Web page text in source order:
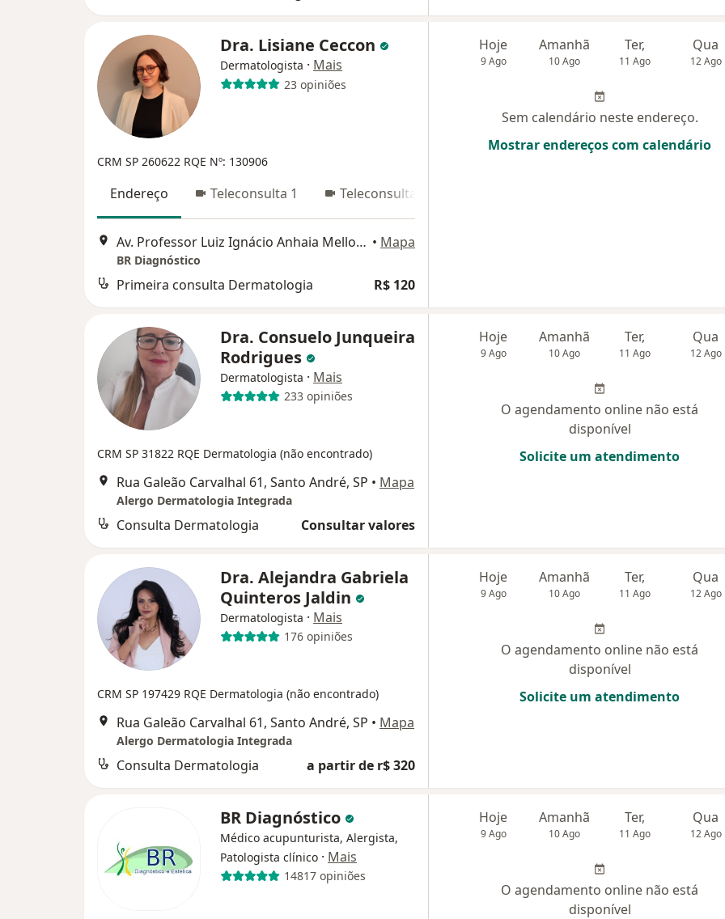
Dra. Lisiane Ceccon
Dermatologista · Mais
23 opiniões
CRM SP 260622 RQE Nº: 130906
Endereço Teleconsulta 1 Teleconsulta 2
Av. Professor Luiz Ignácio Anhaia Mello 1142, São Paulo • Mapa
BR Diagnóstico
Primeira consulta Dermatologia R$ 120
Hoje
9 Ago
Amanhã
10 Ago
Ter,
11 Ago
Qua
12 Ago
Sem calendário neste endereço.
Mostrar endereços com calendário
Dra. Consuelo Junqueira
Rodrigues
Dermatologista · Mais
233 opiniões
CRM SP 31822 RQE Dermatologia (não encontrado)
Rua Galeão Carvalhal 61, Santo André, SP • Mapa
Alergo Dermatologia Integrada
Consulta Dermatologia Consultar valores
Hoje
9 Ago
Amanhã
10 Ago
Ter,
11 Ago
Qua
12 Ago
O agendamento online não está
disponível
Solicite um atendimento
Dra. Alejandra Gabriela
Quinteros Jaldin
Dermatologista · Mais
176 opiniões
CRM SP 197429 RQE Dermatologia (não encontrado)
Rua Galeão Carvalhal 61, Santo André, SP • Mapa
Alergo Dermatologia Integrada
Consulta Dermatologia a partir de r$ 320
Hoje
9 Ago
Amanhã
10 Ago
Ter,
11 Ago
Qua
12 Ago
O agendamento online não está
disponível
Solicite um atendimento
BR Diagnóstico
Médico acupunturista, Alergista,
Patologista clínico · Mais
14817 opiniões
Hoje
9 Ago
Amanhã
10 Ago
Ter,
11 Ago
Qua
12 Ago
O agendamento online não está
disponível